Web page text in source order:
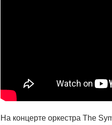
На концерте оркестра The